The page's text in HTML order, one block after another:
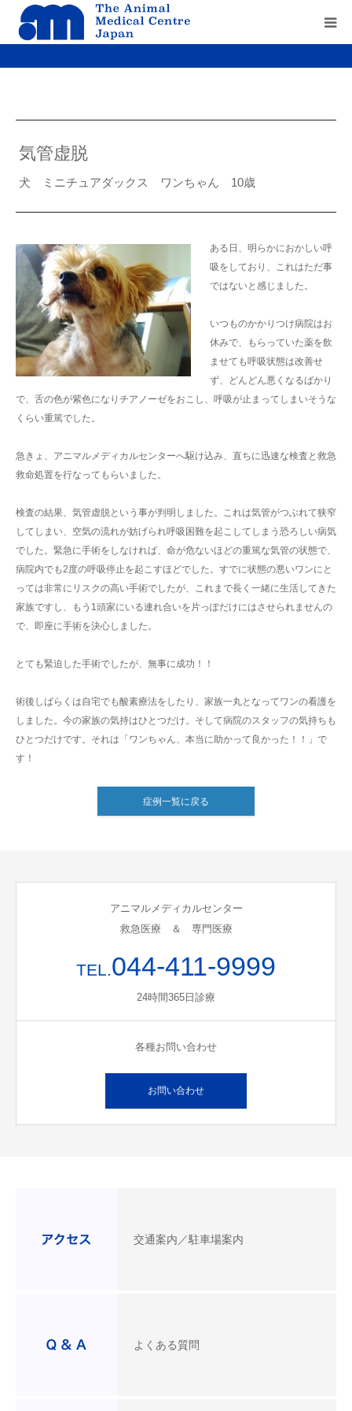
気管虚脱
犬 ミニチュアダックス ワンちゃん 10歳
ある日、明らかにおかしい呼
吸をしており、これはただ事
ではないと感じました。
いつものかかりつけ病院はお
休みで、もらっていた薬を飲
ませても呼吸状態は改善せ
ず、どんどん悪くなるばかり
で、舌の色が紫色になりチアノーゼをおこし、呼吸が止まってしまいそうな
くらい重篤でした。
急きょ、アニマルメディカルセンターへ駆け込み、直ちに迅速な検査と救急
救命処置を行なってもらいました。
検査の結果、気管虚脱という事が判明しました。これは気管がつぶれて狭窄
してしまい、空気の流れが妨げられ呼吸困難を起こしてしまう恐ろしい病気
でした。緊急に手術をしなければ、命が危ないほどの重篤な気管の状態で、
病院内でも2度の呼吸停止を起こすほどでした。すでに状態の悪いワンにと
っては非常にリスクの高い手術でしたが、これまで長く一緒に生活してきた
家族ですし、もう1頭家にいる連れ合いを片っぽだけにはさせられませんの
で、即座に手術を決心しました。
とても緊迫した手術でしたが、無事に成功！！
術後しばらくは自宅でも酸素療法をしたり、家族一丸となってワンの看護を
しました。今の家族の気持はひとつだけ。そして病院のスタッフの気持ちも
ひとつだけです。それは「ワンちゃん、本当に助かって良かった！！」で
す！
症例一覧に戻る
アニマルメディカルセンター
救急医療 ＆ 専門医療
TEL.044-411-9999
24時間365日診療
各種お問い合わせ
お問い合わせ
交通案内／駐車場案内
よくある質問
Home
service
contact us